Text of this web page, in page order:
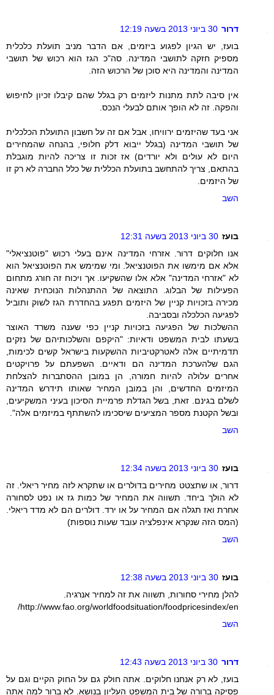
דרור 30 ביוני 2013 בשעה 12:19
בועז, יש הגיון לפגוע ביזמים, אם הדבר מניב תועלת כלכלית
מספיק חזקה לתושבי המדינה. סה"כ הגז הוא רכוש של תושבי
המדינה והמדינה היא סוכן של הרכוש הזה.
אין סיבה לתת מתנות ליזמים רק בגלל שהם קיבלו זכיון לחיפוש
והפקה. זה לא הופך אותם לבעלי הנכס.
אני בעד שהיזמים ירוויחו, אבל אם זה על חשבון התועלת הכלכלית
של תושבי המדינה (בגלל ייבוא דלק חלופי, בהנחה שהמחירים
היום לא עולים ולא יורדים) אז זכות זו צריכה להיות מוגבלת
בהתאם, צריך להתחשב בתועלת הכללית של כלל החברה לא רק זו
של היזמים.
השב
בועז 30 ביוני 2013 בשעה 12:31
אנו חלוקים דרור. אזרחי המדינה אינם בעלי רכוש "פוטנציאלי"
אלא אם מימשו את הפוטנציאל. ומי שמימש את הפוטנציאל הוא
לא "אזרחי המדינה" אלא אלו שהשקיעו. אך ויכוח זה חורג מתחום
הפעילות של הבלוג. התוצאה של ההתנהלות הנוכחית שאינה
מכירה בזכויות קניין של היזמים תפגע בהחדרת הגז לשוק ותוביל
לפגיעה הכלכלה ובסביבה.
ההשלכות של הפגיעה בזכויות קניין כפי שענה משרד האוצר
בשעתו לבית המשפט ודאיות: "היקפם והשלכותיהם של נזקים
תדמיתיים אלה לאטרקטיביות ההשקעות בישראל קשים לכימות,
הגם שלהערכת המדינה הם ודאיים. השפעתם על פרויקטים
אחרים עלולה להיות חמורה, הן במובן ההסתברות להצלחת
המיזמים החדשים, והן במובן המחיר שאותו תידרש המדינה
לשלם בגינם. זאת, בשל הגדלת פרמיית הסיכון בעיני המשקיעים,
ובשל הקטנת מספר המציעים שיסכימו להשתתף במיזמים אלה".
השב
בועז 30 ביוני 2013 בשעה 12:34
דרור, או שתצטט מחירים בדולרים או שתקרא לזה מחיר ריאלי. זה
לא הולך ביחד. תשווה את המחיר של כמות גז או נפט לסחורה
אחרת ואז תגלה אם המחיר על או ירד. דולרים הם לא מדד ריאלי.
(המס הזה שנקרא אינפלציה עובד שעות נוספות)
השב
בועז 30 ביוני 2013 בשעה 12:38
להלן מחירי סחורות, תשווה את זה למחיר אנרגיה.
http://www.fao.org/worldfoodsituation/foodpricesindex/en/
השב
דרור 30 ביוני 2013 בשעה 12:43
בועז, לא רק אנחנו חלוקים. אתה חולק גם על החוק הקיים וגם על
פסיקה ברורה של בית המשפט העליון בנושא. לא ברור למה אתה